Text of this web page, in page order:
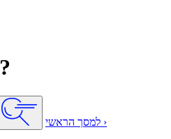
איזה שיר בא לך?
למסך הראשי ›